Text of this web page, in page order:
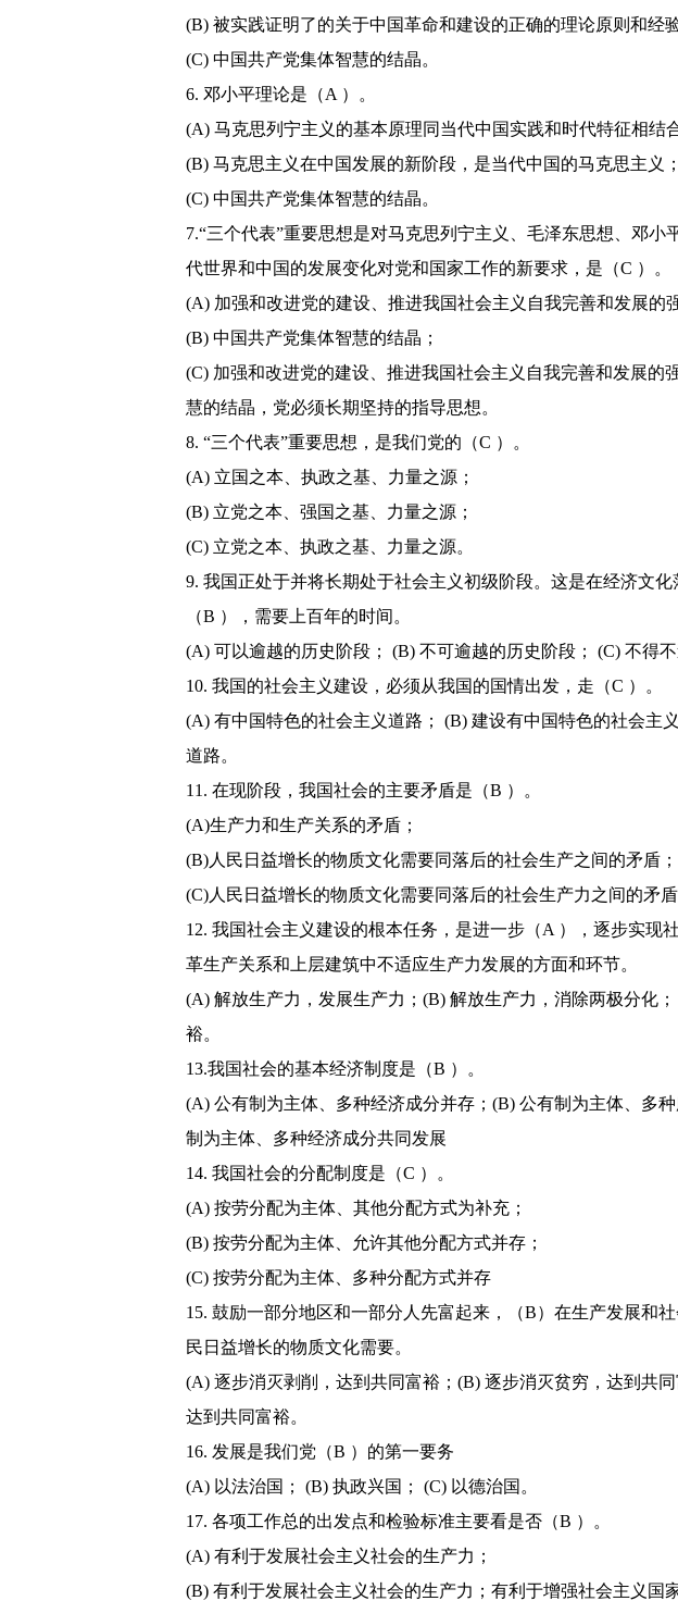
(B) 被实践证明了的关于中国革命和建设的正确的理论原则和经
(C) 中国共产党集体智慧的结晶。
6. 邓小平理论是（A ）。
(A) 马克思列宁主义的基本原理同当代中国实践和时代特征相结
(B) 马克思主义在中国发展的新阶段，是当代中国的马克思主义；
(C) 中国共产党集体智慧的结晶。
7.“三个代表”重要思想是对马克思列宁主义、毛泽东思想、邓小
代世界和中国的发展变化对党和国家工作的新要求，是（C ）。
(A) 加强和改进党的建设、推进我国社会主义自我完善和发展的
(B) 中国共产党集体智慧的结晶；
(C) 加强和改进党的建设、推进我国社会主义自我完善和发展的
慧的结晶，党必须长期坚持的指导思想。
8. “三个代表”重要思想，是我们党的（C ）。
(A) 立国之本、执政之基、力量之源；
(B) 立党之本、强国之基、力量之源；
(C) 立党之本、执政之基、力量之源。
9. 我国正处于并将长期处于社会主义初级阶段。这是在经济文
（B ），需要上百年的时间。
(A) 可以逾越的历史阶段； (B) 不可逾越的历史阶段； (C) 不得不
10. 我国的社会主义建设，必须从我国的国情出发，走（C ）。
(A) 有中国特色的社会主义道路； (B) 建设有中国特色的社会主
道路。
11. 在现阶段，我国社会的主要矛盾是（B ）。
(A)生产力和生产关系的矛盾；
(B)人民日益增长的物质文化需要同落后的社会生产之间的矛盾；
(C)人民日益增长的物质文化需要同落后的社会生产力之间的矛盾
12. 我国社会主义建设的根本任务，是进一步（A ），逐步实现
革生产关系和上层建筑中不适应生产力发展的方面和环节。
(A) 解放生产力，发展生产力；(B) 解放生产力，消除两极分化
裕。
13.我国社会的基本经济制度是（B ）。
(A) 公有制为主体、多种经济成分并存；(B) 公有制为主体、多
制为主体、多种经济成分共同发展
14. 我国社会的分配制度是（C ）。
(A) 按劳分配为主体、其他分配方式为补充；
(B) 按劳分配为主体、允许其他分配方式并存；
(C) 按劳分配为主体、多种分配方式并存
15. 鼓励一部分地区和一部分人先富起来，（B）在生产发展和
民日益增长的物质文化需要。
(A) 逐步消灭剥削，达到共同富裕；(B) 逐步消灭贫穷，达到共
达到共同富裕。
16. 发展是我们党（B ）的第一要务
(A) 以法治国； (B) 执政兴国； (C) 以德治国。
17. 各项工作总的出发点和检验标准主要看是否（B ）。
(A) 有利于发展社会主义社会的生产力；
(B) 有利于发展社会主义社会的生产力；有利于增强社会主义国